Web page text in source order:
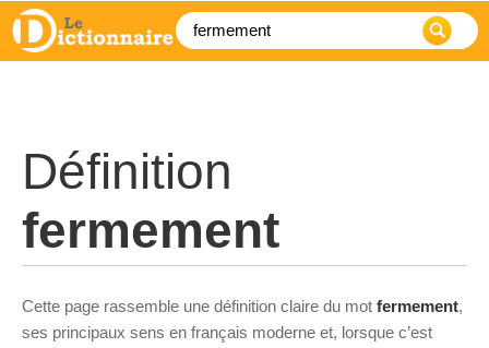
Définition
fermement
Cette page rassemble une définition claire du mot fermement,
ses principaux sens en français moderne et, lorsque c’est